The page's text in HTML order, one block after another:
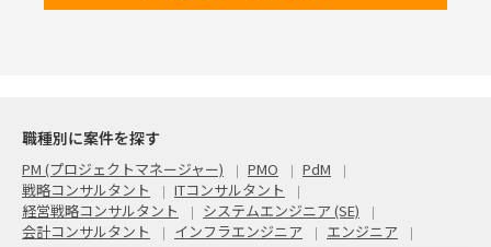
職種別に案件を探す
PM (プロジェクトマネージャー) PMO
PdM
戦略コンサルタント
ITコンサルタント
経営戦略コンサルタント
システムエンジニア (SE)
会計コンサルタント
インフラエンジニア エンジニア